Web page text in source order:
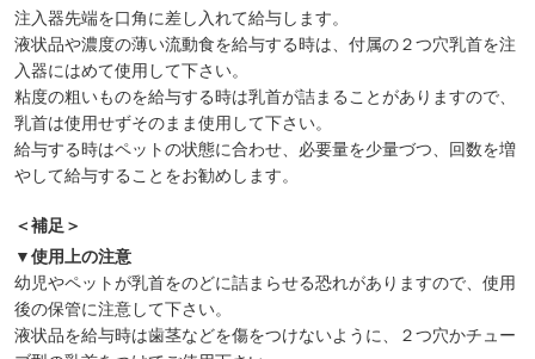
注入器先端を口角に差し入れて給与します。
液状品や濃度の薄い流動食を給与する時は、付属の２つ穴乳首を注
入器にはめて使用して下さい。
粘度の粗いものを給与する時は乳首が詰まることがありますので、
乳首は使用せずそのまま使用して下さい。
給与する時はペットの状態に合わせ、必要量を少量づつ、回数を増
やして給与することをお勧めします。
＜補足＞
▼使用上の注意
幼児やペットが乳首をのどに詰まらせる恐れがありますので、使用
後の保管に注意して下さい。
液状品を給与時は歯茎などを傷をつけないように、２つ穴かチュー